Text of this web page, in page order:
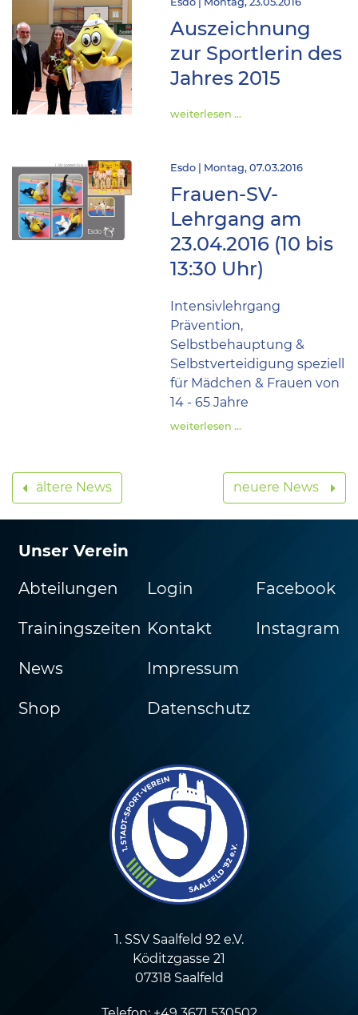
Auszeichnung
zur Sportlerin des
Jahres 2015
weiterlesen …
Esdo | Montag, 07.03.2016
Frauen-SV-
Lehrgang am
23.04.2016 (10 bis
13:30 Uhr)
Intensivlehrgang
Prävention,
Selbstbehauptung &
Selbstverteidigung speziell
für Mädchen & Frauen von
14 - 65 Jahre
weiterlesen …
ältere News neuere News
Unser Verein
Abteilungen
Trainingszeiten
News
Shop
Login
Kontakt
Impressum
Datenschutz
Facebook
Instagram
1. SSV Saalfeld 92 e.V.
Köditzgasse 21
07318 Saalfeld